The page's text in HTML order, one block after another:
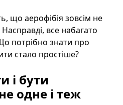
що аерофібія зовсім не
все набагато
потрібно знати про
стало простіше?
і бути
одне і теж